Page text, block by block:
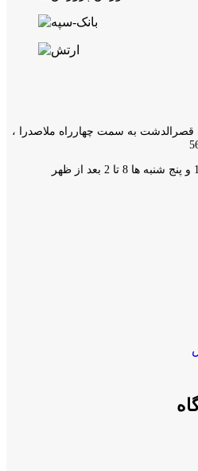
قصرالدشت به سمت چهارراه ملاصدرا ،